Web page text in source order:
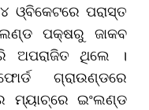
ଓ୍ବିକେଟରେ ପରାସ୍ତ
ପକ୍ଷରୁ ଜାକବ
ଅପରାଜିତ ଥିଲେ ।
ଗ୍ରାଉଣ୍ଡରେ
ମ୍ୟାଚ୍‌ରେ ଇଂଲଣ୍ଡ